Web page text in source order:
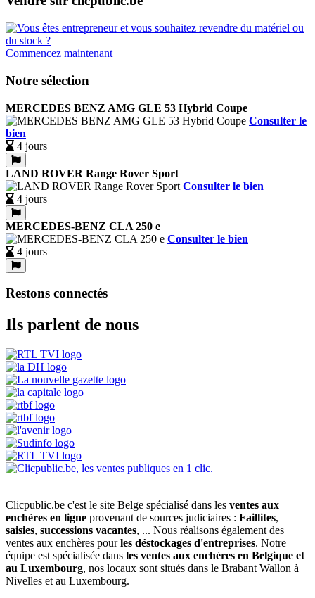
Commencez maintenant
Notre sélection
MERCEDES BENZ AMG GLE 53 Hybrid Coupe
Consulter le
bien
4 jours
LAND ROVER Range Rover Sport
Consulter le bien
4 jours
MERCEDES-BENZ CLA 250 e
Consulter le bien
4 jours
Restons connectés
Ils parlent de nous
Clicpublic.be c'est le site Belge spécialisé dans les ventes aux
enchères en ligne provenant de sources judiciaires : Faillites,
saisies, successions vacantes, ... Nous réalisons également des
ventes aux enchères pourles déstockages d'entreprises. Notre
équipe est spécialisée dans les ventes aux enchères en Belgique et
au Luxembourg, nos locaux sont situés dans le Brabant Wallon à
Nivelles et au Luxembourg.